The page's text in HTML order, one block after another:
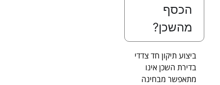
הכסף
מהשכן?
ביצוע תיקון חד צדדי
בדירת השכן אינו
מתאפשר מבחינה